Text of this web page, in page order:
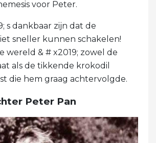
voor Peter.
s dankbaar zijn dat de
sneller kunnen schakelen!
wereld & # x2019; zowel de
als de tikkende krokodil
die hem graag achtervolgde.
Peter Pan